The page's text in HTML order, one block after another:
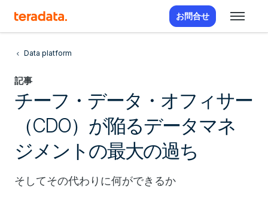
お問合せ
Data platform
記事
チーフ・データ・オフィサー
（CDO）が陥るデータマネ
ジメントの最大の過ち
そしてその代わりに何ができるか